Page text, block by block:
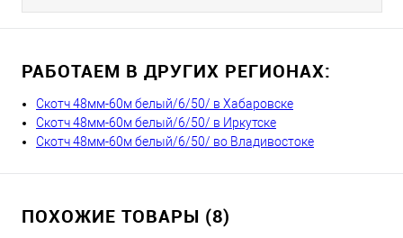
РАБОТАЕМ В ДРУГИХ РЕГИОНАХ:
Скотч 48мм-60м белый/6/50/ в Хабаровске
Скотч 48мм-60м белый/6/50/ в Иркутске
Скотч 48мм-60м белый/6/50/ во Владивостоке
ПОХОЖИЕ ТОВАРЫ (8)